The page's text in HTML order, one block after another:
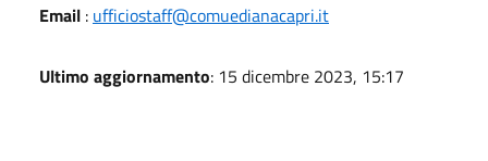
Email : ufficiostaff@comuedianacapri.it
Ultimo aggiornamento: 15 dicembre 2023, 15:17